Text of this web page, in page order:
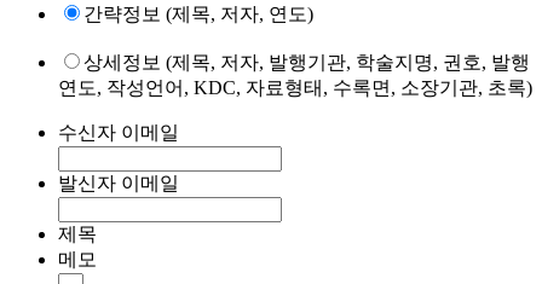
간략정보 (제목, 저자, 연도)
상세정보 (제목, 저자, 발행기관, 학술지명, 권호, 발행
연도, 작성언어, KDC, 자료형태, 수록면, 소장기관, 초록)
수신자 이메일
발신자 이메일
제목
메모